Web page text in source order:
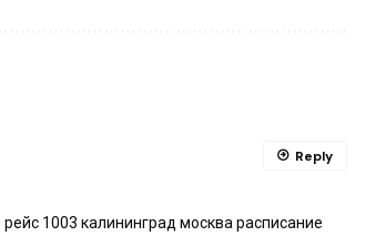
1003 калининград москва расписание
Reply